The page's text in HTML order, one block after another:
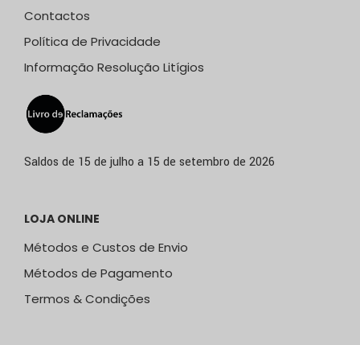
Contactos
Política de Privacidade
Informação Resolução Litígios
Saldos de 15 de julho a 15 de setembro de 2026
LOJA ONLINE
Métodos e Custos de Envio
Métodos de Pagamento
Termos & Condições